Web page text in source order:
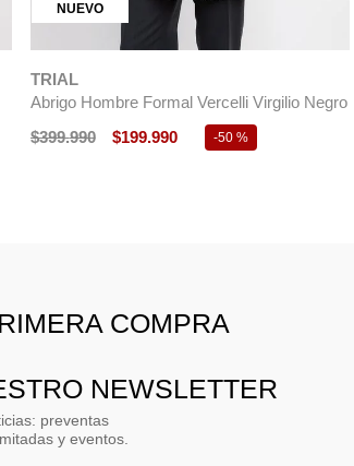
NUEVO
TRIAL
Abrigo Hombre Formal Vercelli Virgilio Negro
$399.990 $199.990 -50 %
COMPRA
NEWSLETTER
preventas
y eventos.